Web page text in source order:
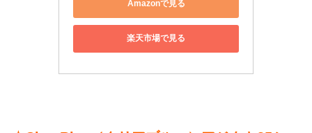
Amazonで見る
楽天市場で見る